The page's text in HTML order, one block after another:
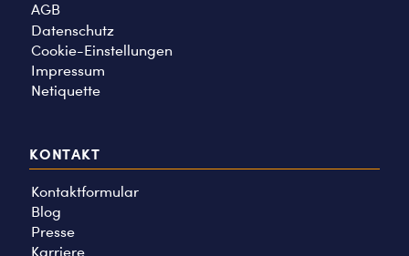
AGB
Datenschutz
Cookie-Einstellungen
Impressum
Netiquette
KONTAKT
Kontaktformular
Blog
Presse
Karriere